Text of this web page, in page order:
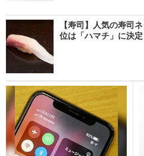
【寿司】人気の寿司
位は「ハマチ」に決